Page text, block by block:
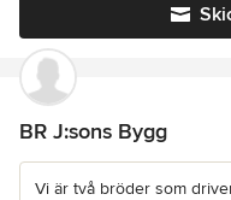
BR J:sons Bygg
Vi är två bröder som